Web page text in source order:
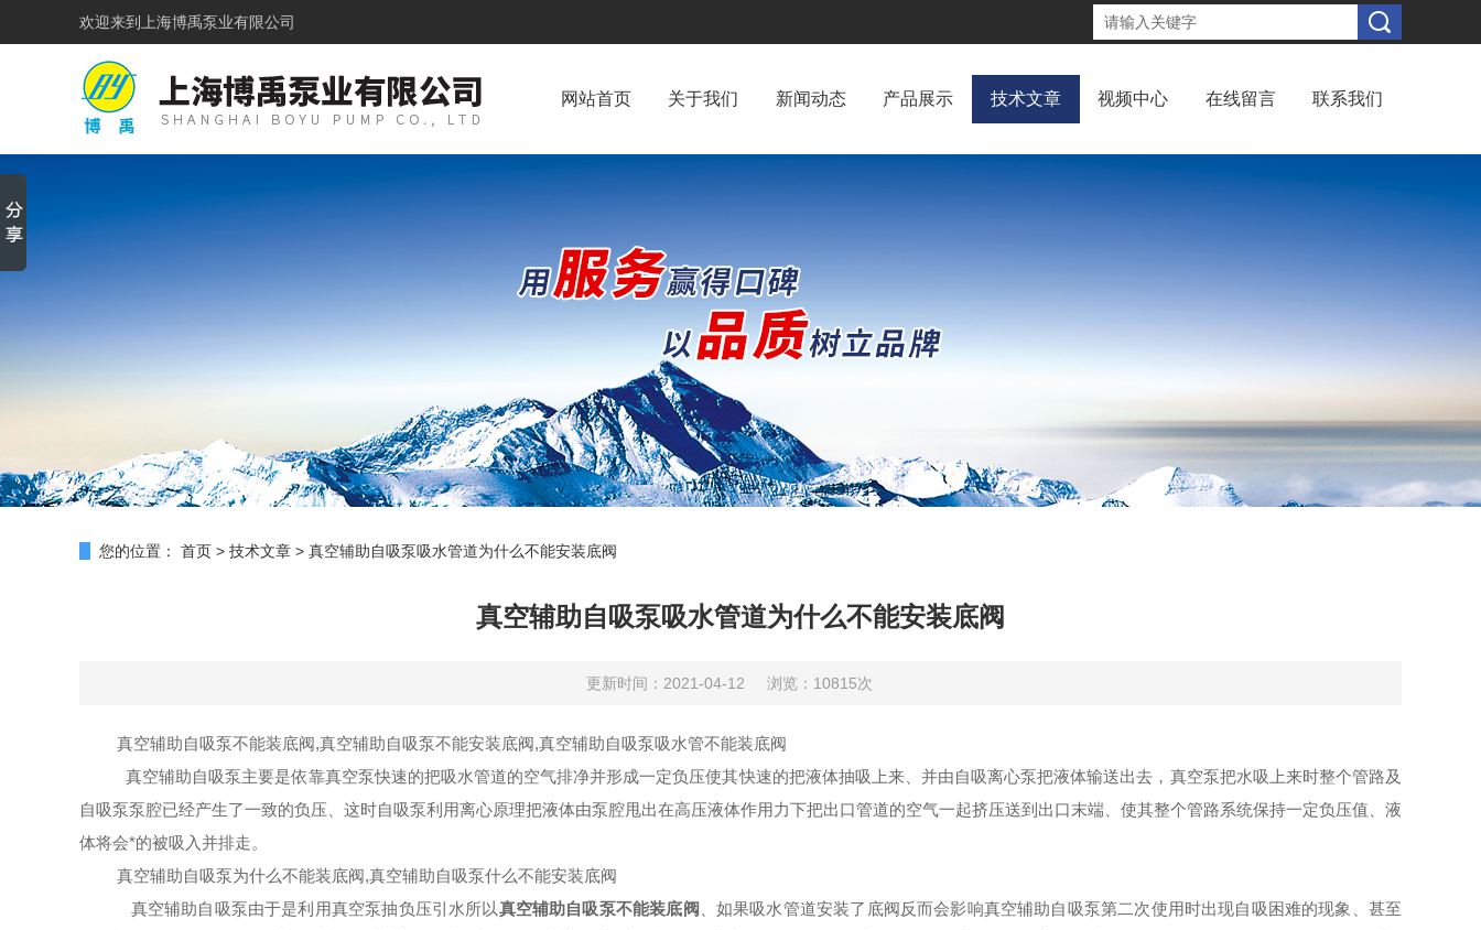
欢迎来到 上海博禹泵业有限公司
网站首页 关于我们 新闻动态 产品展示 技术文章 视频中心 在线留言 联系我们
您的位置： 首页 > 技术文章 > 真空辅助自吸泵吸水管道为什么不能安装底阀
真空辅助自吸泵吸水管道为什么不能安装底阀
更新时间：2021-04-12 浏览：10815次
真空辅助自吸泵不能装底阀,真空辅助自吸泵不能安装底阀,真空辅助自吸泵吸水管不能装底阀
真空辅助自吸泵主要是依靠真空泵快速的把吸水管道的空气排净并形成一定负压使其快速的把液体抽吸上来、并由自吸离心泵把液体输送出去，真空泵把水吸上来时整个管路及
自吸泵泵腔已经产生了一致的负压、这时自吸泵利用离心原理把液体由泵腔甩出在高压液体作用力下把出口管道的空气一起挤压送到出口末端、使其整个管路系统保持一定负压值、液
体将会*的被吸入并排走。
真空辅助自吸泵为什么不能装底阀,真空辅助自吸泵什么不能安装底阀
真空辅助自吸泵由于是利用真空泵抽负压引水所以真空辅助自吸泵不能装底阀 、如果吸水管道安装了底阀反而会影响真空辅助自吸泵第二次使用时出现自吸困难的现象、甚至